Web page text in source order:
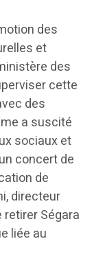
des
et
des
cette
des
a suscité
sociaux et
concert de
de
directeur
retirer Ségara
liée au